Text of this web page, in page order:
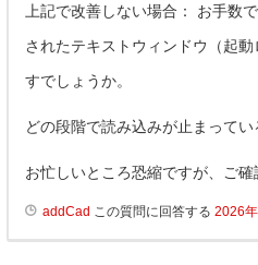
上記で改善しない場合： お手数
されたテキストウィンドウ（起
すでしょうか。
どの段階で読み込みが止まって
お忙しいところ恐縮ですが、ご
addCad この質問に回答する 2026